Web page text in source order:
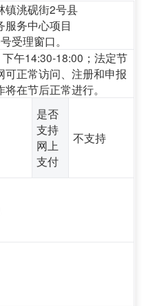
镇洮砚街2号县
服务中心项目
受理窗口。
午14:30-18:00；法定节
正常访问、注册和申报
在节后正常进行。
是否
支持
网上
支付
不支持